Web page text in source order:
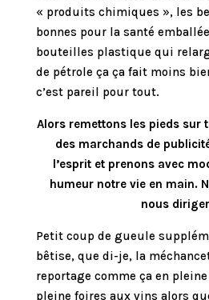
« produits chimiques », les
bonnes pour la santé
bouteilles plastique qui
de pétrole ça ça fait moins
c’est pareil pour tout.
Alors remettons les pieds sur
des marchands de
l’esprit et prenons avec
humeur notre vie en main.
nous
Petit coup de gueule
bêtise, que di-je, la
reportage comme ça en
pleine foires aux vins alors